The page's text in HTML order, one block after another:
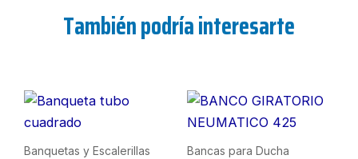
También podría interesarte
Banquetas y Escalerillas Bancas para Ducha